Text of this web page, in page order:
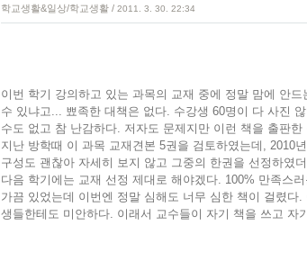
학교생활&일상/학교생활 / 2011. 3. 30. 22:34
이번 학기 강의하고 있는 과목의 교재 중에 정말 맘에 안
수 있냐고... 뾰족한 대책은 없다. 수강생 60명이 다 사진
수도 없고 참 난감하다. 저자도 문제지만 이런 책을 출판
지난 방학때 이 과목 교재견본 5권을 검토하였는데, 2010
구성도 괜찮아 자세히 보지 않고 그중의 한권을 선정하였
다음 학기에는 교재 선정 제대로 해야겠다. 100% 만족스
가끔 있었는데 이번엔 정말 심해도 너무 심한 책이 걸렸
생들한테도 미안하다. 이래서 교수들이 자기 책을 쓰고